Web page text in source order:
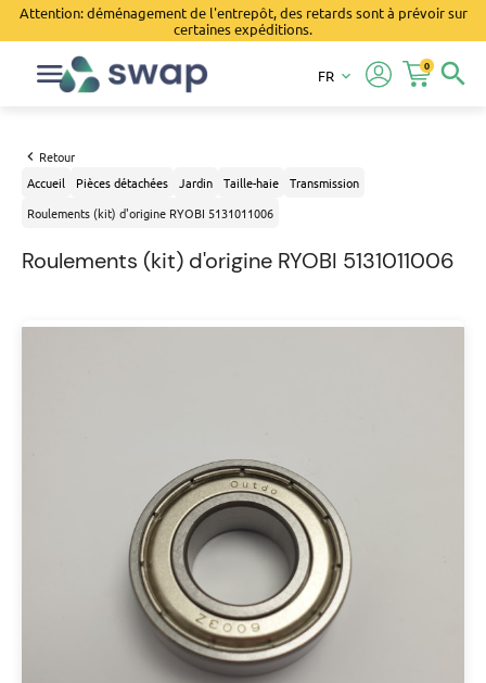
Attention: déménagement de l'entrepôt, des retards sont à prévoir sur
certaines expéditions.
search
0
FR keyboard_arrow_down
Retour
Accueil
Pièces détachées Jardin Taille-haie
Transmission
Roulements (kit) d'origine RYOBI 5131011006
Roulements (kit) d'origine RYOBI 5131011006